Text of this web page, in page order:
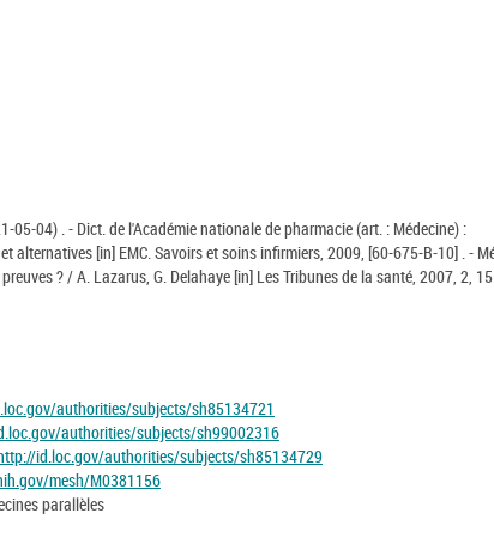
05-04) . - Dict. de l'Académie nationale de pharmacie (art. : Médecine) :
alternatives [in] EMC. Savoirs et soins infirmiers, 2009, [60-675-B-10] . -
? / A. Lazarus, G. Delahaye [in] Les Tribunes de la santé, 2007, 2, 15
authorities/subjects/sh85134721
authorities/subjects/sh99002316
id.loc.gov/authorities/subjects/sh85134729
mesh/M0381156
parallèles